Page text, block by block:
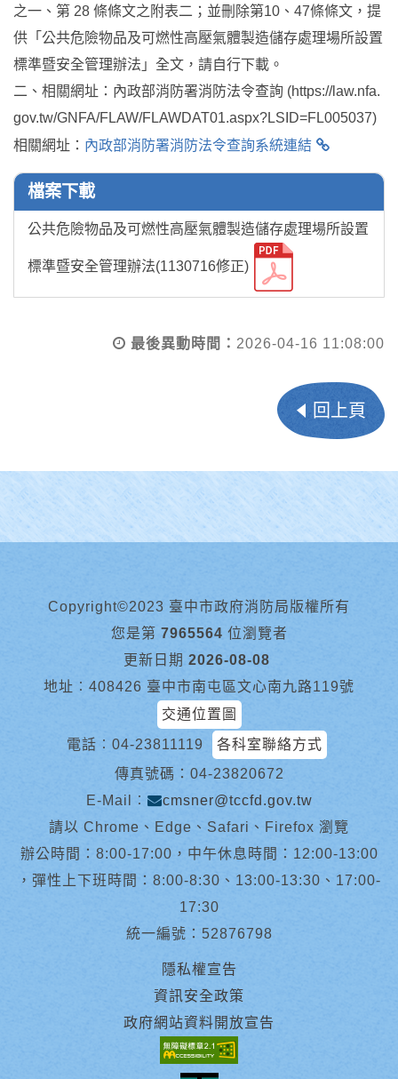
之一、第 28 條條文之附表二；並刪除第10、47條條文，提
供「公共危險物品及可燃性高壓氣體製造儲存處理場所設置
標準暨安全管理辦法」全文，請自行下載。
二、相關網址：內政部消防署消防法令查詢 (https://law.nfa.
gov.tw/GNFA/FLAW/FLAWDAT01.aspx?LSID=FL005037)
相關網址： 內政部消防署消防法令查詢系統連結
檔案下載
公共危險物品及可燃性高壓氣體製造儲存處理場所設置
標準暨安全管理辦法(1130716修正)
最後異動時間： 2026-04-16 11:08:00
回上頁
Copyright©2023 臺中市政府消防局版權所有
您是第 7965564 位瀏覽者
更新日期 2026-08-08
地址︰408426 臺中市南屯區文心南九路119號
交通位置圖
電話︰ 04-23811119
各科室聯絡方式
傳真號碼：04-23820672
E-Mail︰
cmsner@tccfd.gov.tw
請以 Chrome、Edge、Safari、Firefox 瀏覽
辦公時間：8:00-17:00，中午休息時間：12:00-13:00
，彈性上下班時間：8:00-8:30、13:00-13:30、17:00-
17:30
統一編號：52876798
隱私權宣告
資訊安全政策
政府網站資料開放宣告